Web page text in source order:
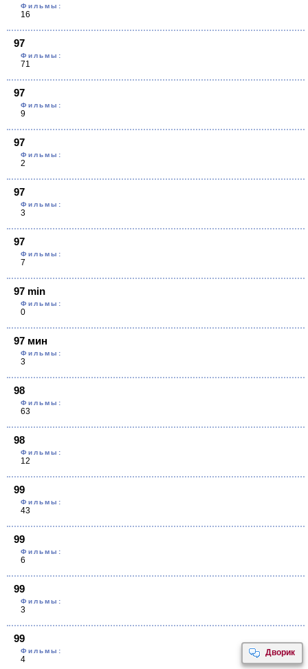
Фильмы:
16
97
Фильмы:
71
97
Фильмы:
9
97
Фильмы:
2
97
Фильмы:
3
97
Фильмы:
7
97 min
Фильмы:
0
97 мин
Фильмы:
3
98
Фильмы:
63
98
Фильмы:
12
99
Фильмы:
43
99
Фильмы:
6
99
Фильмы:
3
99
Фильмы:
4
Дворик